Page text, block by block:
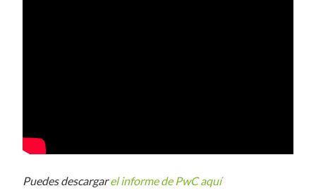
Puedes descargarel informe de PwC aquí